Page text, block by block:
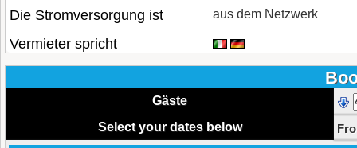
Die Stromversorgung ist
aus dem Netzwerk
Vermieter spricht
Gäste
Select your dates below